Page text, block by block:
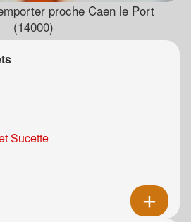
proche Caen le Port
(14000)
Sucette